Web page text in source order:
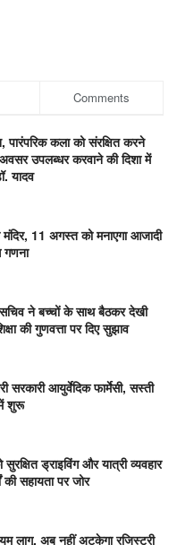
Comments
पारंपरिक कला को संरक्षित करने
उपलब्धर करवाने की दिशा में
यादव
11 अगस्त को मनाएगा आजादी
गणना
ने बच्चों के साथ बैठकर देखी
की गुणवत्ता पर दिए सुझाव
सरकारी आयुर्वेदिक फार्मेसी, सस्ती
शुरू
ड्राइविंग और यात्री व्यवहार
की सहायता पर जोर
लागू, अब नहीं अटकेगा रजिस्ट्री